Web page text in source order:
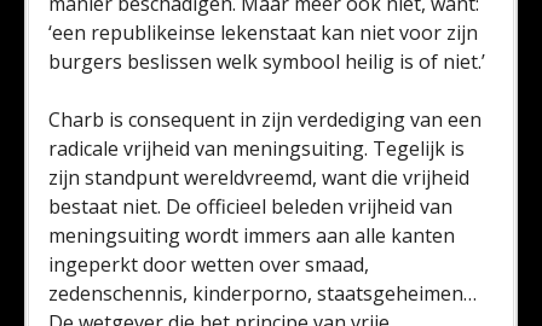
‘een republikeinse lekenstaat kan niet voor zijn
burgers beslissen welk symbool heilig is of niet.’
Charb is consequent in zijn verdediging van een
radicale vrijheid van meningsuiting. Tegelijk is
zijn standpunt wereldvreemd, want die vrijheid
bestaat niet. De officieel beleden vrijheid van
meningsuiting wordt immers aan alle kanten
ingeperkt door wetten over smaad,
zedenschennis, kinderporno, staatsgeheimen…